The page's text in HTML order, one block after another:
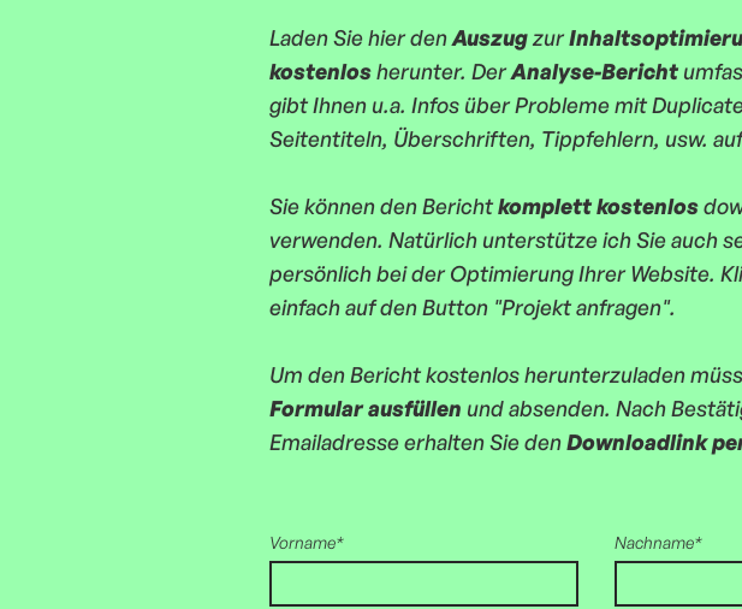
Laden Sie hier denAuszugzur
kostenlosherunter. DerAnalyse-Bericht
gibt Ihnen u.a. Infos über Probleme mit
Seitentiteln, Überschriften, Tippfehlern, usw.
Sie können den Berichtkomplett kostenlos
verwenden. Natürlich unterstütze ich Sie auch
persönlich bei der Optimierung Ihrer Website.
einfach auf den Button "Projekt anfragen".
Um den Bericht kostenlos herunterzuladen
Formular ausfüllen und absenden. Nach
Emailadresse erhalten Sie denDownloadlink
Vorname* Nachname*